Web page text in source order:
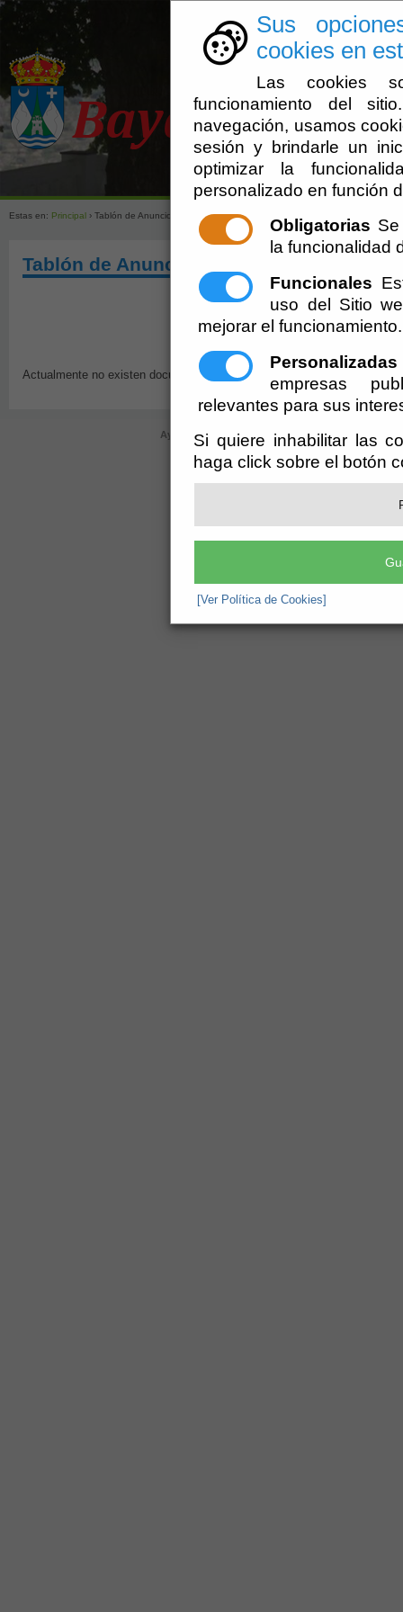
Sus
cookies en
Las cookies
funcionamiento del
navegación, usamos
sesión y brindarle un
optimizar la
personalizado en función
Obligatorias
la funcionalidad
Funcionales
uso del Sitio
mejorar el funcionamiento.
Personalizadas
empresas
relevantes para sus
Si quiere inhabilitar las
haga click sobre el botón
[Ver Política de Cookies]
Estas en: Principal › Tablón de Anuncios - Pleno - Convocatoria de Sesión
Tablón de Anuncios - Pleno -
Actualmente no existen documentos sobre el tema solicitado.
Ayuntamiento de Bayárcal (CIF: P-0402000-D)